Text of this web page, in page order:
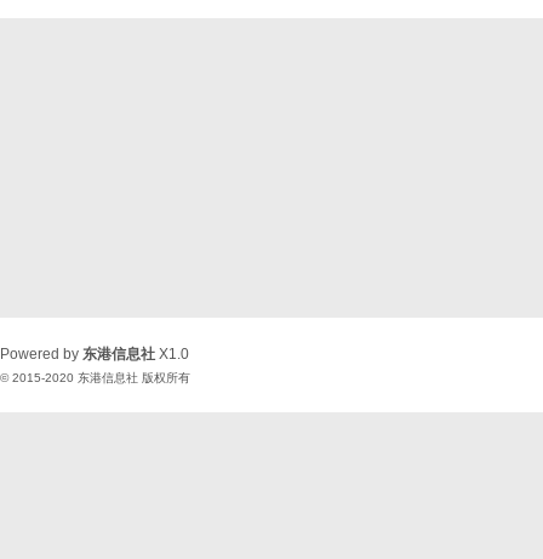
Powered by 东港信息社 X1.0
© 2015-2020 东港信息社 版权所有